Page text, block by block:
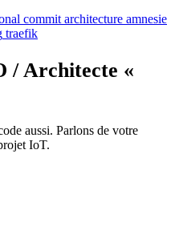
commit architecture amnesie
traefik
/ Architecte «
aussi. Parlons de votre
IoT.